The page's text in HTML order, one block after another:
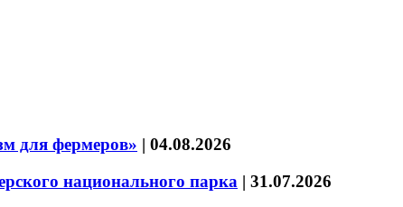
для фермеров» | 04.08.2026
национального парка | 31.07.2026